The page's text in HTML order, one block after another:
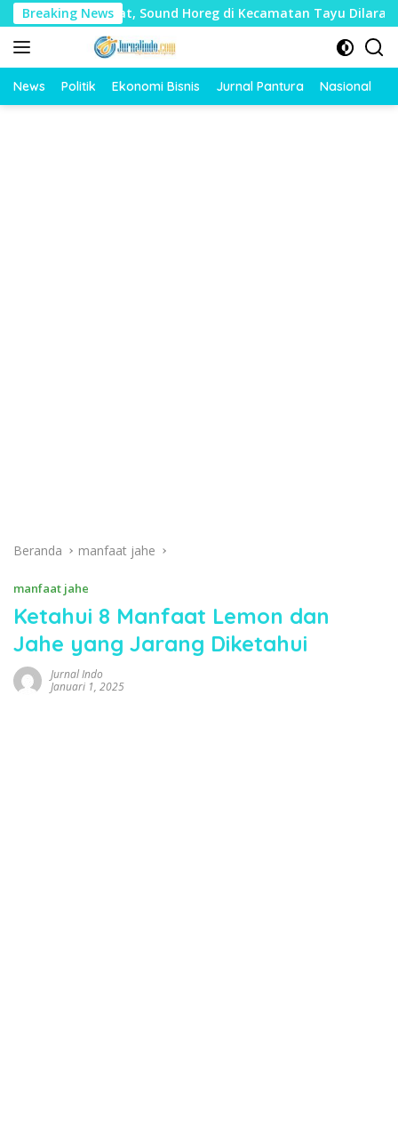
Langsung
ke
konten
Breaking News
Sound Horeg di Kecamatan Tayu Dilarang
News Politik Ekonomi Bisnis Jurnal Pantura Nasional
Beranda manfaat jahe
manfaat jahe
Ketahui 8 Manfaat Lemon dan
Jahe yang Jarang Diketahui
Jurnal Indo
Januari 1, 2025